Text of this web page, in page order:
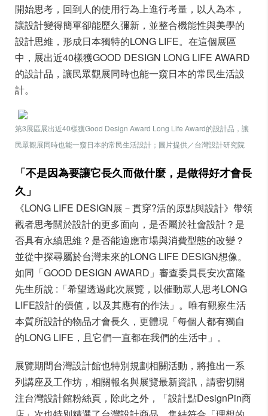
開始思考，回到人的使用行為上進行考量，以人為本，
讓設計變得簡單卻能歷久彌新，並整合機能性與美學的
設計思維，形成日本獨特的LONG LIFE。在這個展區
中，展出近40樣獲GOOD DESIGN LONG LIFE AWARD
的設計品，讓民眾觀展同時也能一窺日本的常民生活設
計。
第3展區展出近40樣獲Good Design Award Long Life Award的設計品，讓
民眾觀展同時也能一窺日本的常民生活設計；圖片提供／台灣設計研究院
「不是因為要讓它長久而做什麼，是做得好才會長
久」
《LONG LIFE DESIGN展－貫穿?活的原點與設計》帶領
觀者思考關於設計的更多面向，是否屬於社會設計？是
否具有永續思維？是否能適應市場與消費型態的改變？
並從中探尋屬於台灣未來的LONG LIFE DESIGN想像。
如同「GOOD DESIGN AWARD」審查委員長安次富隆
先生所說 :「希望透過此次展覽，以催動眾人思考LONG
LIFE設計的價值，以及其應有的作法」。唯有觀察生活
本質所設計的物品才會長久，更體現「每個人都有獨自
的LONG LIFE，且它們一直都在我們的生活中」。
展覽期間台灣設計館也特別規劃相關活動，將推出一系
列講座及工作坊，相關報名與展覽最新資訊，請密切關
注台灣設計館粉絲頁，除此之外，「設計點DesignPin商